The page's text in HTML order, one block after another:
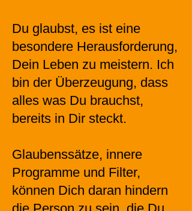
Du glaubst, es ist eine
besondere Herausforderung,
Dein Leben zu meistern. Ich
bin der Überzeugung, dass
alles was Du brauchst,
bereits in Dir steckt.
Glaubenssätze, innere
Programme und Filter,
können Dich daran hindern